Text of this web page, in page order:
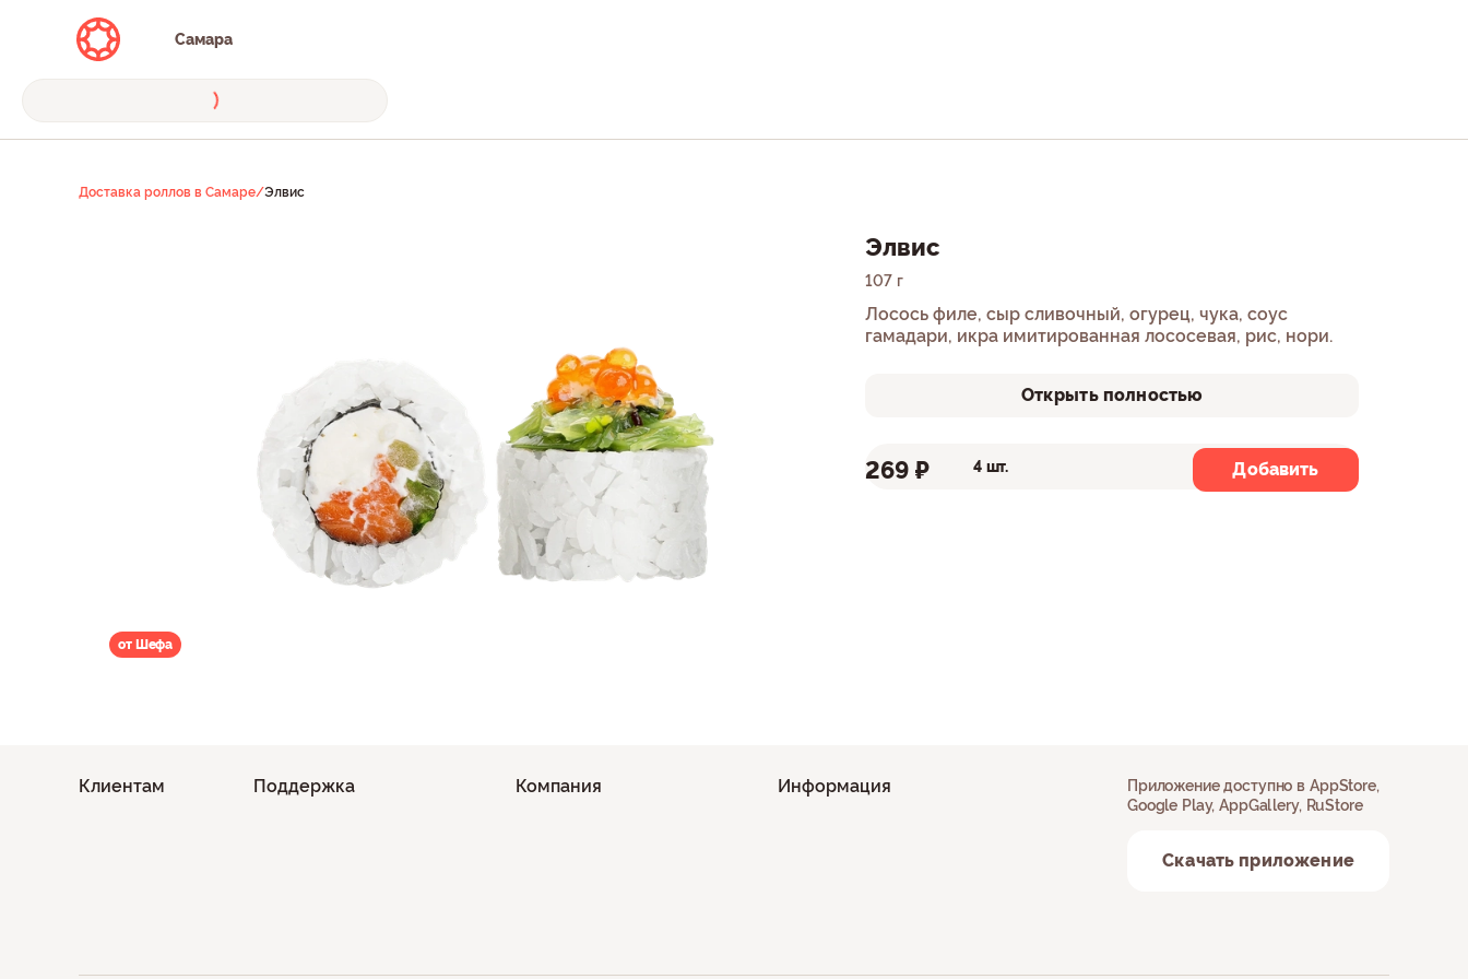
Самара
Доставка роллов в Самаре/Элвис
от Шефа
Элвис
107 г
Лосось филе, сыр сливочный, огурец, чука, соус
гамадари, икра имитированная лососевая, рис, нори.
Открыть полностью
4 шт. 8 шт.
269 ₽ Добавить
Клиентам Поддержка Компания Информация
Приложение доступно в AppStore,
Google Play, AppGallery, RuStore
Скачать приложение